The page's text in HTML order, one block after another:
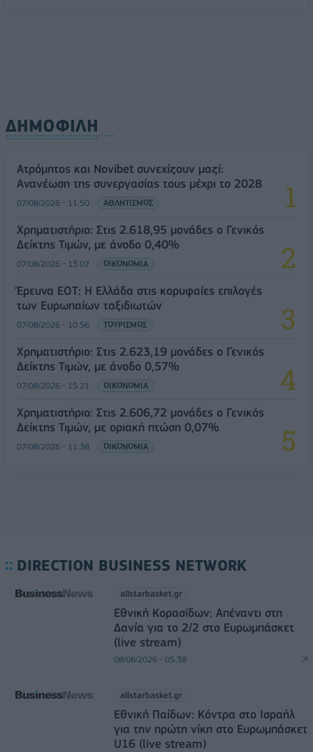
ΔΗΜΟΦΙΛΗ
Ατρόμητος και Novibet συνεχίζουν μαζί:
Ανανέωση της συνεργασίας τους μέχρι το 2028
07/08/2026 - 11:50 ΑΘΛΗΤΙΣΜΟΣ
Χρηματιστήριο: Στις 2.618,95 μονάδες ο Γενικός
Δείκτης Τιμών, με άνοδο 0,40%
07/08/2026 - 13:07 ΟΙΚΟΝΟΜΙΑ
Έρευνα ΕΟΤ: Η Ελλάδα στις κορυφαίες επιλογές
των Ευρωπαίων ταξιδιωτών
07/08/2026 - 10:56 ΤΟΥΡΙΣΜΟΣ
Χρηματιστήριο: Στις 2.623,19 μονάδες ο Γενικός
Δείκτης Τιμών, με άνοδο 0,57%
07/08/2026 - 15:21 ΟΙΚΟΝΟΜΙΑ
Χρηματιστήριο: Στις 2.606,72 μονάδες ο Γενικός
Δείκτης Τιμών, με οριακή πτώση 0,07%
07/08/2026 - 11:38 ΟΙΚΟΝΟΜΙΑ
DIRECTION BUSINESS NETWORK
allstarbasket.gr
Εθνική Κορασίδων: Απέναντι στη
Δανία για το 2/2 στο Ευρωμπάσκετ
(live stream)
08/08/2026 - 05:38
allstarbasket.gr
Εθνική Παίδων: Κόντρα στο Ισραήλ
για την πρώτη νίκη στο Ευρωμπάσκετ
U16 (live stream)